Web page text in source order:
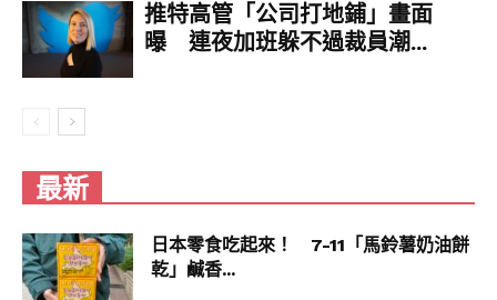
推特高管「公司打地鋪」畫面
曝 連夜加班躲不過裁員潮...
最新
日本零食吃起來！ 7-11「馬鈴薯奶油餅
乾」鹹香...